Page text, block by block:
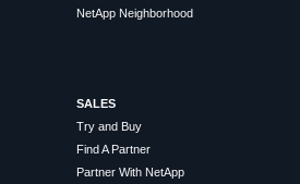
NetApp Neighborhood
SALES
Try and Buy
Find A Partner
Partner With NetApp